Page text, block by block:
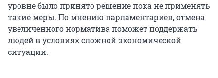
уровне было принято решение пока не применять
такие меры. По мнению парламентариев, отмена
увеличенного норматива поможет поддержать
людей в условиях сложной экономической
ситуации.